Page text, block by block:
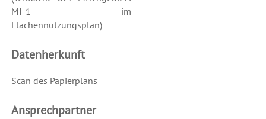
MI-1 im
Flächennutzungsplan)
Datenherkunft
Scan des Papierplans
Ansprechpartner